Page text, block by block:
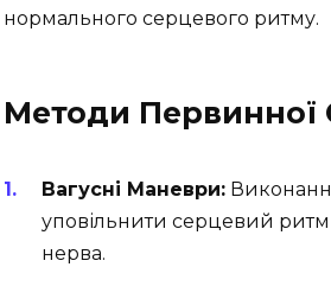
нормального серцевого ритму.
Методи Первинної
Вагусні Маневри:
уповільнити серцевий ритм
нерва.